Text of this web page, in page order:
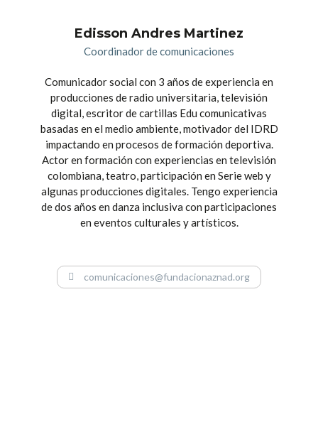
Edisson Andres Martinez
Coordinador de comunicaciones
Comunicador social con 3 años de experiencia en
producciones de radio universitaria, televisión
digital, escritor de cartillas Edu comunicativas
basadas en el medio ambiente, motivador del IDRD
impactando en procesos de formación deportiva.
Actor en formación con experiencias en televisión
colombiana, teatro, participación en Serie web y
algunas producciones digitales. Tengo experiencia
de dos años en danza inclusiva con participaciones
en eventos culturales y artísticos.
comunicaciones@fundacionaznad.org